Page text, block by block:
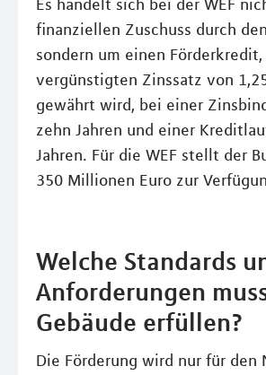
Es handelt sich bei der WEF
finanziellen Zuschuss durch
sondern um einen
vergünstigten Zinssatz von
gewährt wird, bei einer
zehn Jahren und einer
Jahren. Für die WEF stellt der
350 Millionen Euro zur
Welche Standards
Anforderungen
Gebäude erfüllen?
Die Förderung wird nur für den